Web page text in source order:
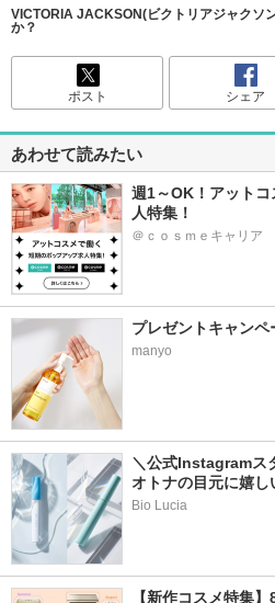
VICTORIA JACKSON(ビクトリアジャクソ
か？
ポスト シェア
あわせて読みたい
週1～OK！アット
人特集！
＠ｃｏｓｍｅキャリア
プレゼントキャンペ
manyo
＼公式Instagramス
オトナの目元に嬉し
Bio Lucia
【新作コスメ特集